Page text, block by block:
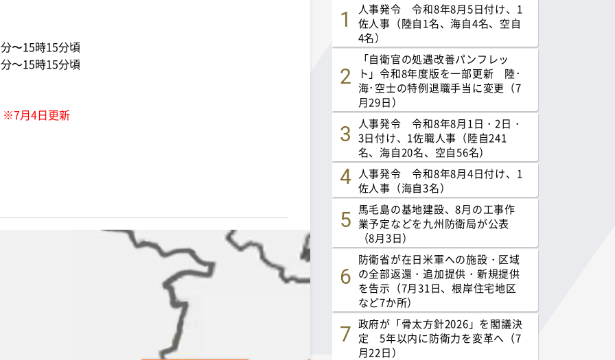
〜15時15分頃
～15時15分頃
※7月4日更新
人事発令 令和8年8月5日付け、1
佐人事（陸自1名、海自4名、空自
4名）
「自衛官の処遇改善パンフレッ
ト」令和8年度版を一部更新 陸･
海･空士の特例退職手当に変更（7
月29日）
人事発令 令和8年8月1日・2日・
3日付け、1佐職人事（陸自241
名、海自20名、空自56名）
人事発令 令和8年8月4日付け、1
佐人事（海自3名）
馬毛島の基地建設、8月の工事作
業予定などを九州防衛局が公表
（8月3日）
防衛省が在日米軍への施設・区域
の全部返還・追加提供・新規提供
を告示（7月31日、根岸住宅地区
など7か所）
政府が「骨太方針2026」を閣議決
定 5年以内に防衛力を変革へ（7
月22日）